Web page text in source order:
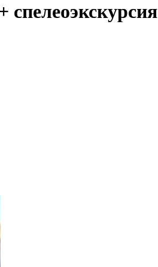
спелеоэкскурсия